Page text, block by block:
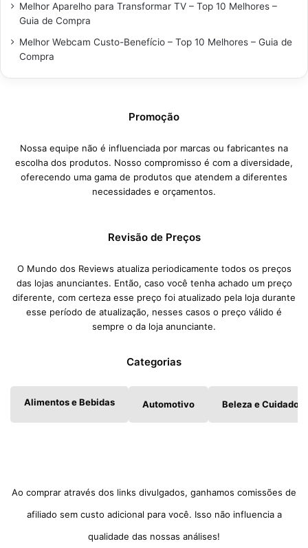
Melhor Aparelho para Transformar TV – Top 10 Melhores –
Guia de Compra
Melhor Webcam Custo-Benefício – Top 10 Melhores – Guia de
Compra
Promoção
Nossa equipe não é influenciada por marcas ou fabricantes na
escolha dos produtos. Nosso compromisso é com a diversidade,
oferecendo uma gama de produtos que atendem a diferentes
necessidades e orçamentos.
Revisão de Preços
O Mundo dos Reviews atualiza periodicamente todos os preços
das lojas anunciantes. Então, caso você tenha achado um preço
diferente, com certeza esse preço foi atualizado pela loja durante
esse período de atualização, nesses casos o preço válido é
sempre o da loja anunciante.
Categorias
Alimentos e Bebidas Automotivo Beleza e Cuidados
Ao comprar através dos links divulgados, ganhamos comissões de
afiliado sem custo adicional para você. Isso não influencia a
qualidade das nossas análises!